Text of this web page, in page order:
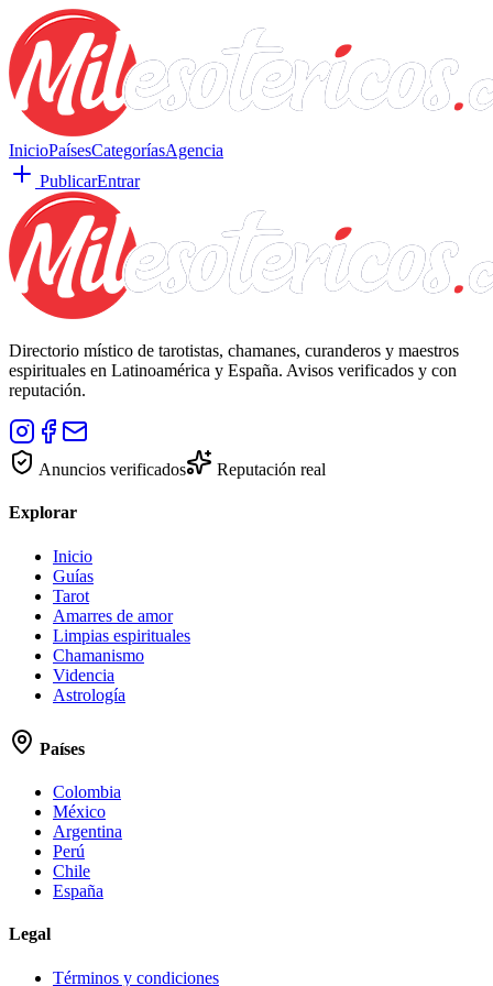
InicioPaísesCategoríasAgencia
PublicarEntrar
Directorio místico de tarotistas, chamanes, curanderos y maestros
espirituales en Latinoamérica y España. Avisos verificados y con
reputación.
Anuncios verificados Reputación real
Explorar
Inicio
Guías
Tarot
Amarres de amor
Limpias espirituales
Chamanismo
Videncia
Astrología
Países
Colombia
México
Argentina
Perú
Chile
España
Legal
Términos y condiciones